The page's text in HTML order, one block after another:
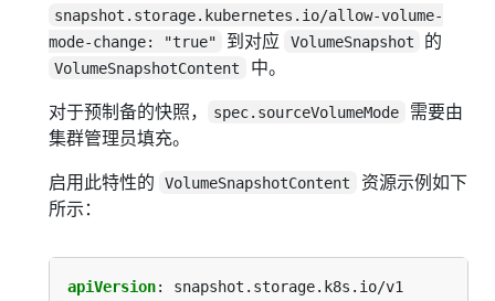
snapshot.storage.kubernetes.io/allow-volume-
mode-change: "true"
到对应 VolumeSnapshot 的
VolumeSnapshotContent
中。
对于预制备的快照，
spec.sourceVolumeMode
需要由
集群管理员填充。
启用此特性的
VolumeSnapshotContent
资源示例如下
所示：
apiVersion:
snapshot.storage.k8s.io/v1